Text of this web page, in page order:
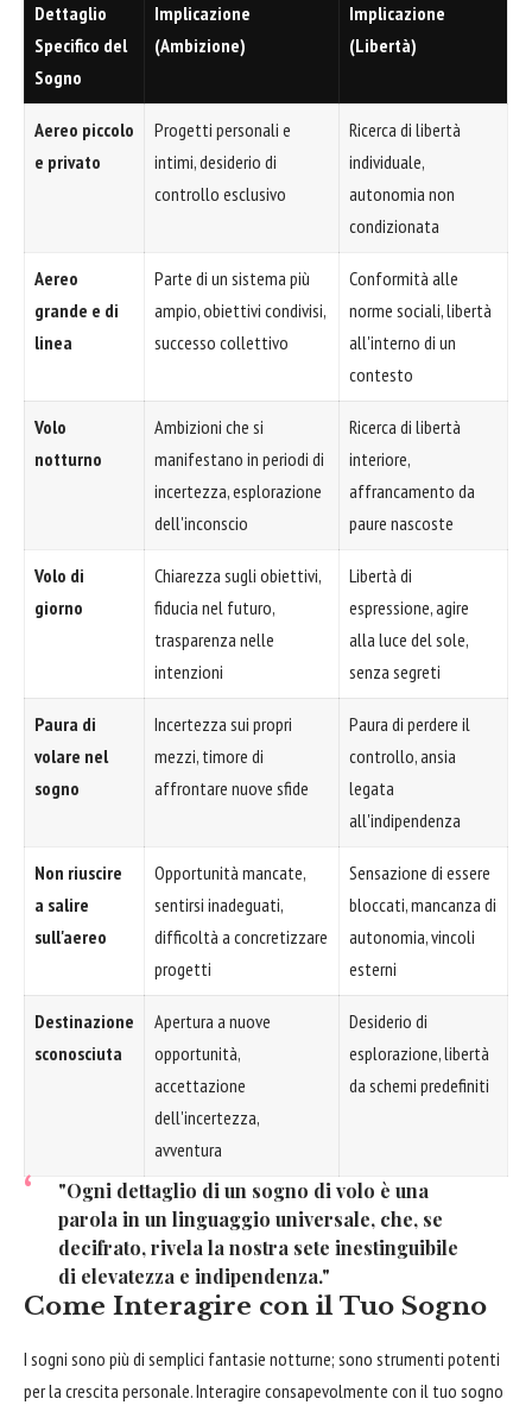
Dettaglio
Specifico del
Sogno
Implicazione
(Ambizione)
Implicazione
(Libertà)
Aereo piccolo
e privato
Progetti personali e
intimi, desiderio di
controllo esclusivo
Ricerca di libertà
individuale,
autonomia non
condizionata
Aereo
grande e di
linea
Parte di un sistema più
ampio, obiettivi condivisi,
successo collettivo
Conformità alle
norme sociali, libertà
all'interno di un
contesto
Volo
notturno
Ambizioni che si
manifestano in periodi di
incertezza, esplorazione
dell'inconscio
Ricerca di libertà
interiore,
affrancamento da
paure nascoste
Volo di
giorno
Chiarezza sugli obiettivi,
fiducia nel futuro,
trasparenza nelle
intenzioni
Libertà di
espressione, agire
alla luce del sole,
senza segreti
Paura di
volare nel
sogno
Incertezza sui propri
mezzi, timore di
affrontare nuove sfide
Paura di perdere il
controllo, ansia
legata
all'indipendenza
Non riuscire
a salire
sull'aereo
Opportunità mancate,
sentirsi inadeguati,
difficoltà a concretizzare
progetti
Sensazione di essere
bloccati, mancanza di
autonomia, vincoli
esterni
Destinazione
sconosciuta
Apertura a nuove
opportunità,
accettazione
dell'incertezza,
avventura
Desiderio di
esplorazione, libertà
da schemi predefiniti
"Ogni dettaglio di un sogno di volo è una
parola in un linguaggio universale, che, se
decifrato, rivela la nostra sete inestinguibile
di elevatezza e indipendenza."
Come Interagire con il Tuo Sogno
I sogni sono più di semplici fantasie notturne; sono strumenti potenti
per la crescita personale. Interagire consapevolmente con il tuo sogno